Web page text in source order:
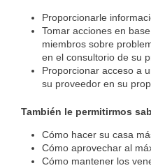
Proporcionarle
Tomar acciones en
miembros sobre
en el consultorio de su
Proporcionar acceso a
su proveedor en su
También le permitirmos
Cómo hacer su casa
Cómo aprovechar al
Cómo mantener los